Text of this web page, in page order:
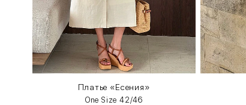
Платье «Есения»
One Size 42/46